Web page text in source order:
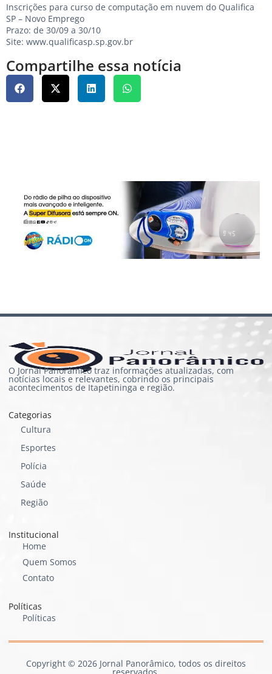
Inscrições para curso de computação em nuvem do Qualifica
SP – Novo Emprego
Prazo: de 30/09 a 30/10
Site: www.qualificasp.sp.gov.br
Compartilhe essa notícia
O Jornal Panorâmico traz informações atualizadas, com
notícias locais e relevantes, cobrindo os principais
acontecimentos de Itapetininga e região.
Categorias
Cultura
Esportes
Polícia
Saúde
Região
Institucional
Home
Quem Somos
Contato
Políticas
Políticas
Copyright © 2026 Jornal Panorâmico, todos os direitos
reservados.